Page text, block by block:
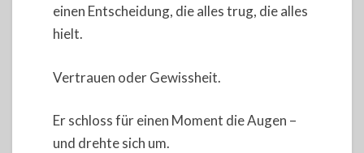
einen Entscheidung, die alles trug, die alles
hielt.
Vertrauen oder Gewissheit.
Er schloss für einen Moment die Augen –
und drehte sich um.